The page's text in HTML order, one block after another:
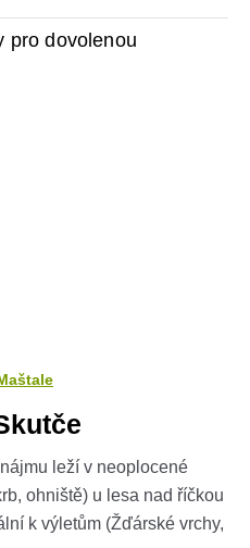
pro dovolenou
leží v neoplocené
ohniště) u lesa nad říčkou
k výletům (Žďárské vrchy,